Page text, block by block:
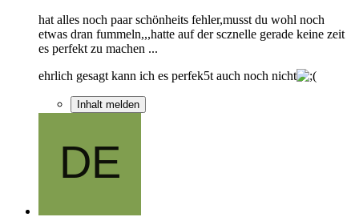
hat alles noch paar schönheits fehler,musst du wohl noch
etwas dran fummeln,,,hatte auf der scznelle gerade keine zeit
es perfekt zu machen ...
ehrlich gesagt kann ich es perfek5t auch noch nicht
Inhalt melden